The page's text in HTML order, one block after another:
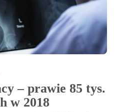
– prawie 85 tys.
w 2018